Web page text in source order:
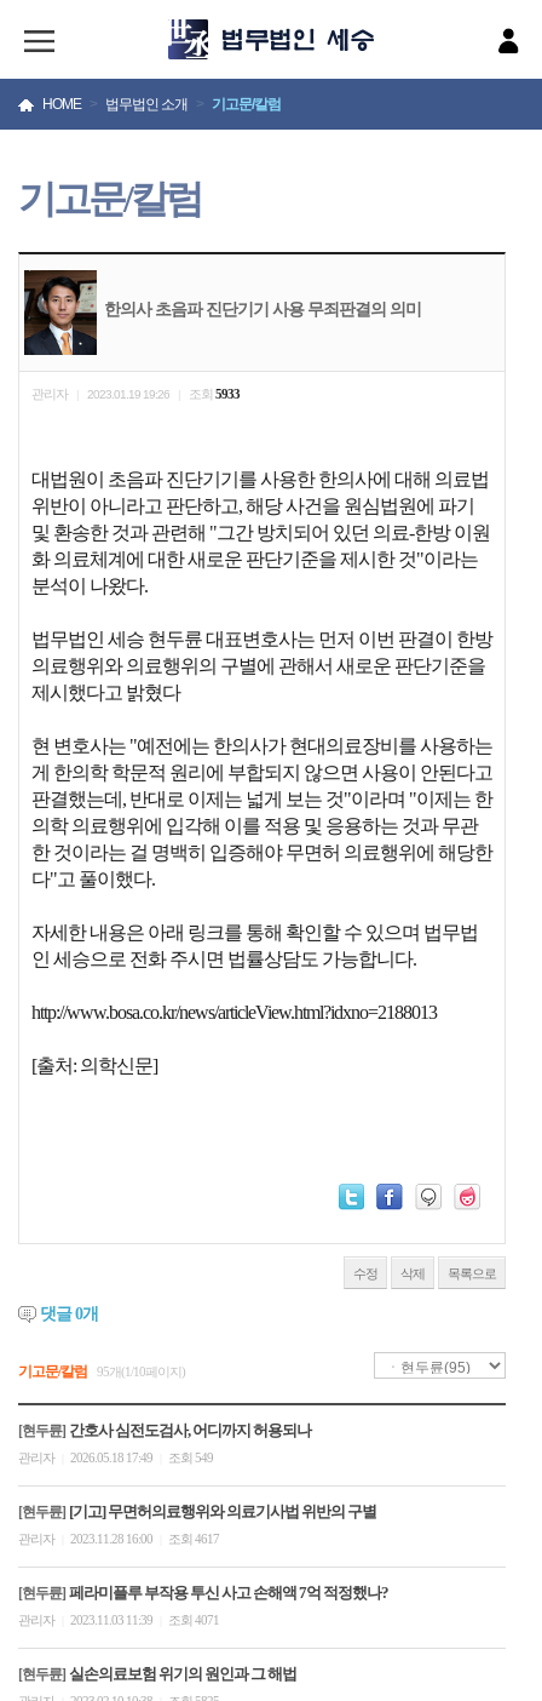
HOME > 법무법인 소개 > 기고문/칼럼
기고문/칼럼
한의사 초음파 진단기기 사용 무죄판결의 의미
관리자 2023.01.19 19:26 조회 5933
대법원이 초음파 진단기기를 사용한 한의사에 대해 의료법
위반이 아니라고 판단하고, 해당 사건을 원심법원에 파기
및 환송한 것과 관련해 "그간 방치되어 있던 의료-한방 이원
화 의료체계에 대한 새로운 판단기준을 제시한 것"이라는
분석이 나왔다.
법무법인 세승 현두륜 대표변호사는 먼저 이번 판결이 한방
의료행위와 의료행위의 구별에 관해서 새로운 판단기준을
제시했다고 밝혔다
현 변호사는 "예전에는 한의사가 현대의료장비를 사용하는
게 한의학 학문적 원리에 부합되지 않으면 사용이 안된다고
판결했는데, 반대로 이제는 넓게 보는 것"이라며 "이제는 한
의학 의료행위에 입각해 이를 적용 및 응용하는 것과 무관
한 것이라는 걸 명백히 입증해야 무면허 의료행위에 해당한
다"고 풀이했다.
자세한 내용은 아래 링크를 통해 확인할 수 있으며 법무법
인 세승으로 전화 주시면 법률상담도 가능합니다.
http://www.bosa.co.kr/news/articleView.html?idxno=2188013
[출처: 의학신문]
수정 삭제 목록으로
댓글0개
기고문/칼럼 95개(1/10페이지)
[현두륜] 간호사 심전도검사, 어디까지 허용되나
관리자 2026.05.18 17:49 조회 549
[현두륜] [기고] 무면허의료행위와 의료기사법 위반의 구별
관리자 2023.11.28 16:00 조회 4617
[현두륜] 페라미플루 부작용 투신 사고 손해액 7억 적정했나?
관리자 2023.11.03 11:39 조회 4071
[현두륜] 실손의료보험 위기의 원인과 그 해법